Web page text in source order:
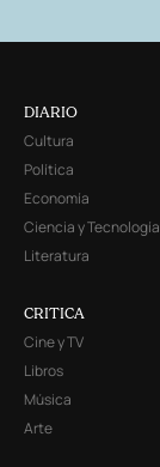
DIARIO
Cultura
Política
Economía
Ciencia y Tecnología
Literatura
CRITICA
Cine y TV
Libros
Música
Arte